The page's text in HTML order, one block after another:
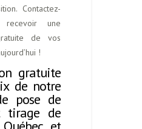
Contactez-
une
de vos
!
gratuite
de notre
pose de
tirage de